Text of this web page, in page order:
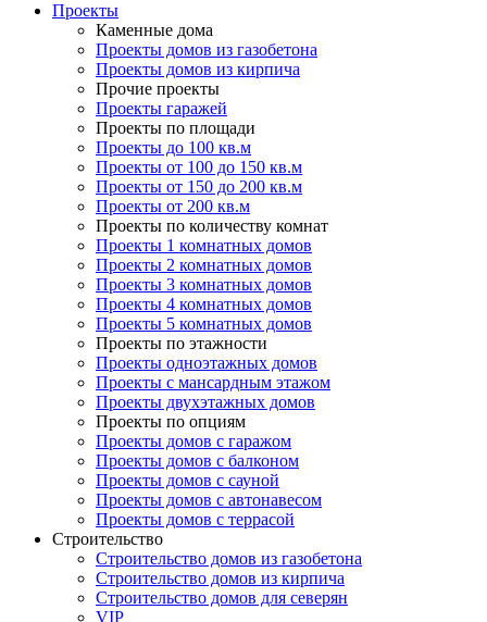
Проекты
Каменные дома
Проекты домов из газобетона
Проекты домов из кирпича
Прочие проекты
Проекты гаражей
Проекты по площади
Проекты до 100 кв.м
Проекты от 100 до 150 кв.м
Проекты от 150 до 200 кв.м
Проекты от 200 кв.м
Проекты по количеству комнат
Проекты 1 комнатных домов
Проекты 2 комнатных домов
Проекты 3 комнатных домов
Проекты 4 комнатных домов
Проекты 5 комнатных домов
Проекты по этажности
Проекты одноэтажных домов
Проекты с мансардным этажом
Проекты двухэтажных домов
Проекты по опциям
Проекты домов с гаражом
Проекты домов с балконом
Проекты домов с сауной
Проекты домов с автонавесом
Проекты домов с террасой
Строительство
Строительство домов из газобетона
Строительство домов из кирпича
Строительство домов для северян
VIP